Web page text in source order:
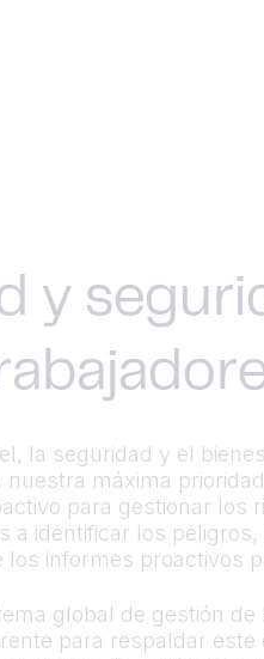
y
la seguridad y el
nuestra máxima
para gestionar los
a identificar los
los informes proactivos
global de gestión de
para respaldar este